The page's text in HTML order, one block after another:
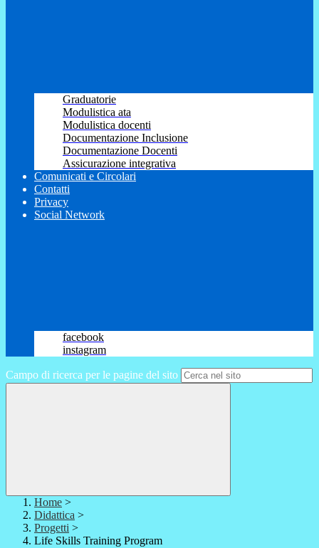
Graduatorie
Modulistica ata
Modulistica docenti
Documentazione Inclusione
Documentazione Docenti
Assicurazione integrativa
Comunicati e Circolari
Contatti
Privacy
Social Network
facebook
instagram
Campo di ricerca per le pagine del sito
Home >
Didattica >
Progetti >
Life Skills Training Program